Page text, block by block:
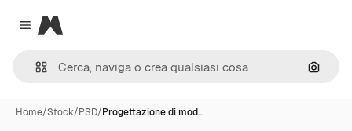
Close menu
Magnific
Cerca
Home/Stock/PSD/Progettazione di mod…